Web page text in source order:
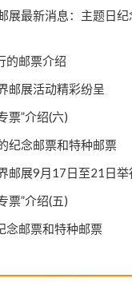
展最新消息：主题日
的邮票介绍
邮展活动精彩纷呈
票”介绍(六)
纪念邮票和特种邮票
邮展9月17日至21日举
票”介绍(五)
念邮票和特种邮票